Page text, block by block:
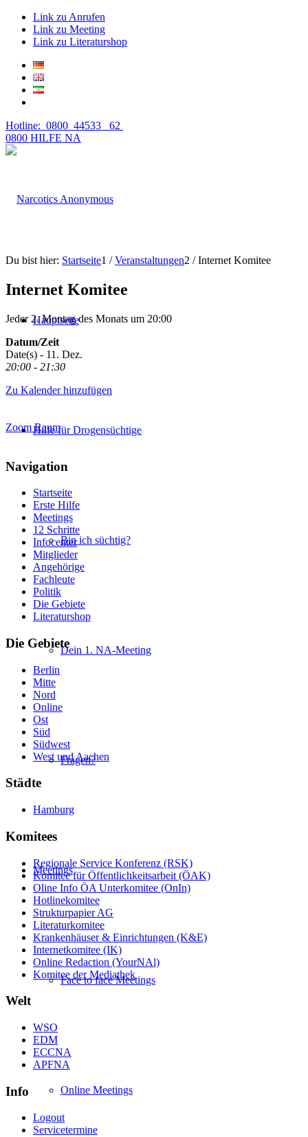
Link zu Anrufen
Link zu Meeting
Link zu Literaturshop
Hotline: 0800 44533 62
0800 HILFE NA
Hauptseite
Hilfe für Drogensüchtige
Bin ich süchtig?
Dein 1. NA-Meeting
Fragen?
Meetings
Face to face Meetings
Online Meetings
Du bist hier: Startseite1 / Veranstaltungen2 / Internet Komitee
Internet Komitee
Jeder 2. Montag des Monats um 20:00
Datum/Zeit
Date(s) - 11. Dez.
20:00 - 21:30
Zu Kalender hinzufügen
Zoom Raum
Navigation
Startseite
Erste Hilfe
Meetings
12 Schritte
Infocenter
Mitglieder
Angehörige
Fachleute
Politik
Die Gebiete
Literaturshop
Die Gebiete
Berlin
Mitte
Nord
Online
Ost
Süd
Südwest
West und Aachen
Städte
Hamburg
Komitees
Regionale Service Konferenz (RSK)
Komitee für Öffentlichkeitsarbeit (ÖAK)
Oline Info ÖA Unterkomitee (OnIn)
Hotlinekomitee
Strukturpapier AG
Literaturkomitee
Krankenhäuser & Einrichtungen (K&E)
Internetkomitee (IK)
Online Redaction (YourNAl)
Komitee der Mediathek
Welt
WSO
EDM
ECCNA
APFNA
Info
Logout
Servicetermine